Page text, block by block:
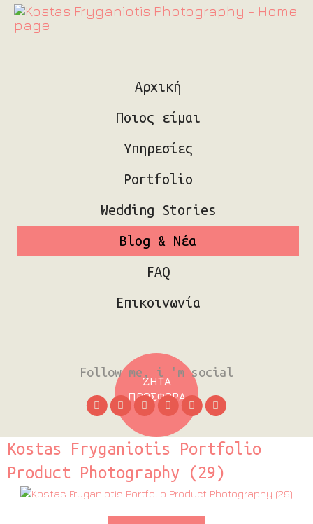
Follow me, i 'm social
Αρχική
Ποιος είμαι
Υπηρεσίες
Portfolio
Wedding Stories
Blog & Νέα
FAQ
Επικοινωνία
ΖΗΤΑ
ΠΡΟΣΦΟΡΑ
Kostas Fryganiotis Portfolio
Product Photography (29)